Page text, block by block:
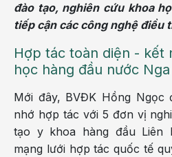
đào tạo, nghiên cứu khoa
tiếp cận các công nghệ điều
Hợp tác toàn diện - kết
học hàng đầu nước Nga
Mới đây, BVĐK Hồng Ngọc
nhớ hợp tác với 5 đơn vị
tạo y khoa hàng đầu Liên
mạng lưới hợp tác quốc tế